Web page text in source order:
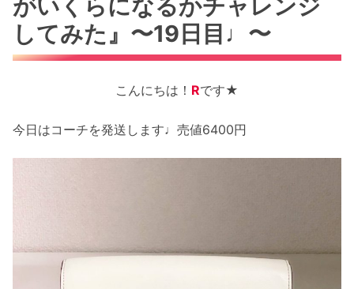
がいくらになるかチャレンジ
してみた』〜19日目♩〜
こんにちは！ Rです★
今日はコーチを発送します♩売値6400円